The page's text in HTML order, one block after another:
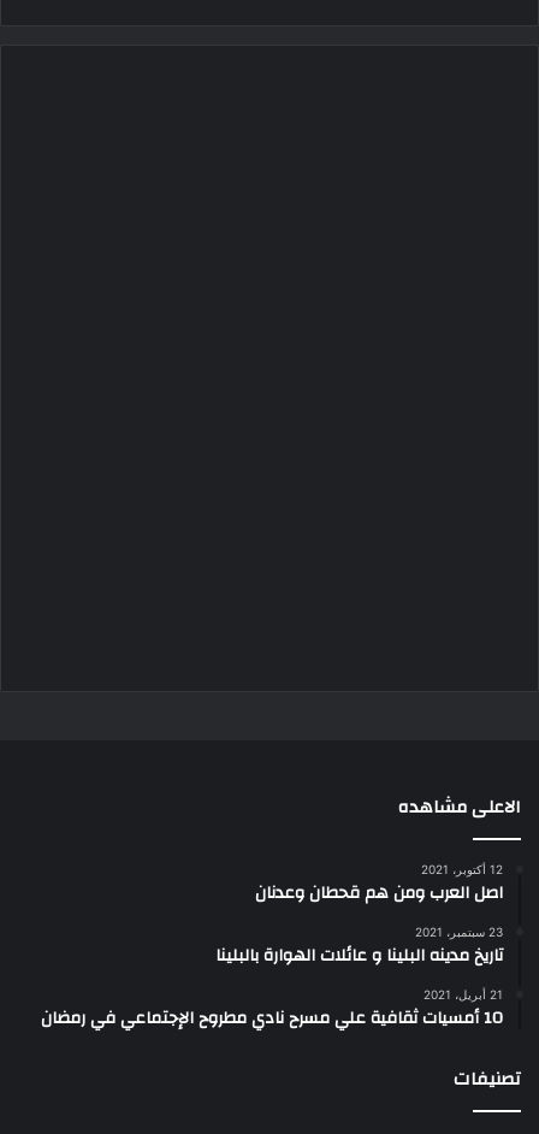
الاعلى مشاهده
12 أكتوبر، 2021
اصل العرب ومن هم قحطان وعدنان
23 سبتمبر، 2021
تاريخ مدينه البلينا و عائلات الهوارة بالبلينا
21 أبريل، 2021
10 أمسيات ثقافية علي مسرح نادي مطروح الإجتماعي في رمضان
تصنيفات